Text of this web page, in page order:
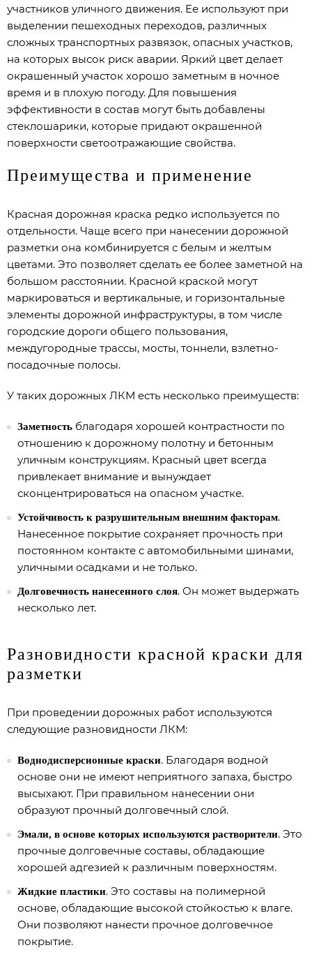
участников уличного движения. Ее используют при
выделении пешеходных переходов, различных
сложных транспортных развязок, опасных участков,
на которых высок риск аварии. Яркий цвет делает
окрашенный участок хорошо заметным в ночное
время и в плохую погоду. Для повышения
эффективности в состав могут быть добавлены
стеклошарики, которые придают окрашенной
поверхности светоотражающие свойства.
Преимущества и применение
Красная дорожная краска редко используется по
отдельности. Чаще всего при нанесении дорожной
разметки она комбинируется с белым и желтым
цветами. Это позволяет сделать ее более заметной на
большом расстоянии. Красной краской могут
маркироваться и вертикальные, и горизонтальные
элементы дорожной инфраструктуры, в том числе
городские дороги общего пользования,
междугородные трассы, мосты, тоннели, взлетно-
посадочные полосы.
У таких дорожных ЛКМ есть несколько преимуществ:
Заметность благодаря хорошей контрастности по
отношению к дорожному полотну и бетонным
уличным конструкциям. Красный цвет всегда
привлекает внимание и вынуждает
сконцентрироваться на опасном участке.
Устойчивость к разрушительным внешним факторам.
Нанесенное покрытие сохраняет прочность при
постоянном контакте с автомобильными шинами,
уличными осадками и не только.
Долговечность нанесенного слоя. Он может выдержать
несколько лет.
Разновидности красной краски для
разметки
При проведении дорожных работ используются
следующие разновидности ЛКМ:
Воднодисперсионные краски. Благодаря водной
основе они не имеют неприятного запаха, быстро
высыхают. При правильном нанесении они
образуют прочный долговечный слой.
Эмали, в основе которых используются растворители. Это
прочные долговечные составы, обладающие
хорошей адгезией к различным поверхностям.
Жидкие пластики. Это составы на полимерной
основе, обладающие высокой стойкостью к влаге.
Они позволяют нанести прочное долговечное
покрытие.